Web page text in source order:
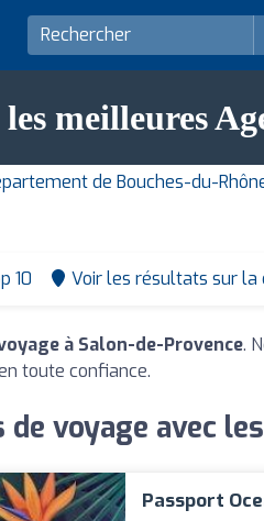
meilleures
de Bouches-du-
10 Voir les résultats sur la
à Salon-de-Provence.
toute confiance.
de voyage avec
Passport